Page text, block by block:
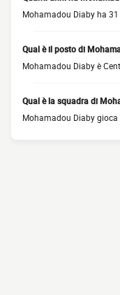
Mohamadou Diaby ha
Qual è il posto di
Mohamadou Diaby è
Qual è la squadra di
Mohamadou Diaby gioca